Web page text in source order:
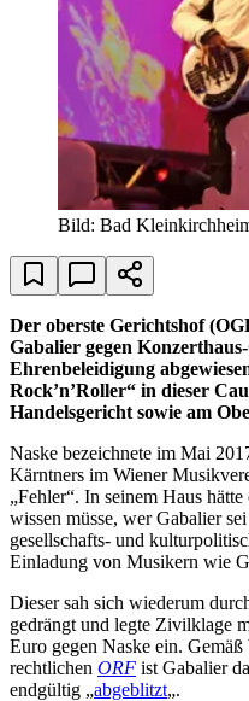
Bild: Bad
Der oberste Gerichtshof
Gabalier gegen
Ehrenbeleidigung
Rock’n’Roller“ in dieser
Handelsgericht sowie am
Naske bezeichnete im Mai
Kärntners im Wiener
„Fehler“. In seinem Haus
wissen müsse, wer Gabalier
gesellschafts- und
Einladung von Musikern wie
Dieser sah sich wiederum
gedrängt und legte Zivilklage
Euro gegen Naske ein.
rechtlichen ORF ist Gabalier
endgültig „abgeblitzt„.